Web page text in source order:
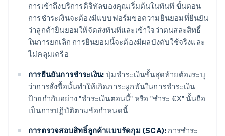
การเข้าถึงบริการดิจิทัลของคุณเริ่มต้นในทันที ขั้นตอน
การชำระเงินจะต้องมีแบบฟอร์มขอความยินยอมที่ยืนยัน
ว่าลูกค้ายินยอมให้จัดส่งทันทีและเข้าใจว่าตนสละสิทธิ์
ในการยกเลิก การยินยอมนี้จะต้องมีผลบังคับใช้จริงและ
ไม่คลุมเครือ
การยืนยันการชำระเงิน: ปุ่มชำระเงินขั้นสุดท้ายต้องระบุ
ว่าการสั่งซื้อนั้นทำให้เกิดภาระผูกพันในการชำระเงิน
ป้ายกำกับอย่าง "ชำระเงินตอนนี้" หรือ "ชำระ €X" นั้นถือ
เป็นการปฏิบัติตามข้อกำหนดนี้
การตรวจสอบสิทธิ์ลูกค้าแบบรัดกุม (SCA): การชำระ